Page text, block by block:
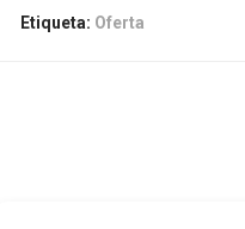
Etiqueta: Oferta